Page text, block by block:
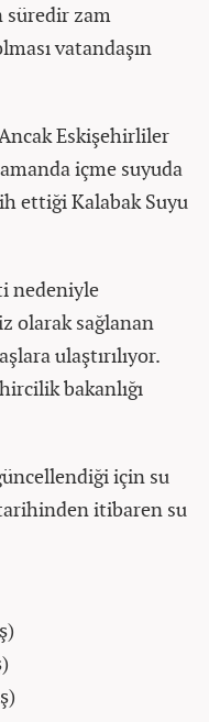
süredir zam
vatandaşın
Eskişehirliler
içme suyuda
ettiği Kalabak Suyu
nedeniyle
olarak sağlanan
ulaştırılıyor.
bakanlığı
için su
itibaren su